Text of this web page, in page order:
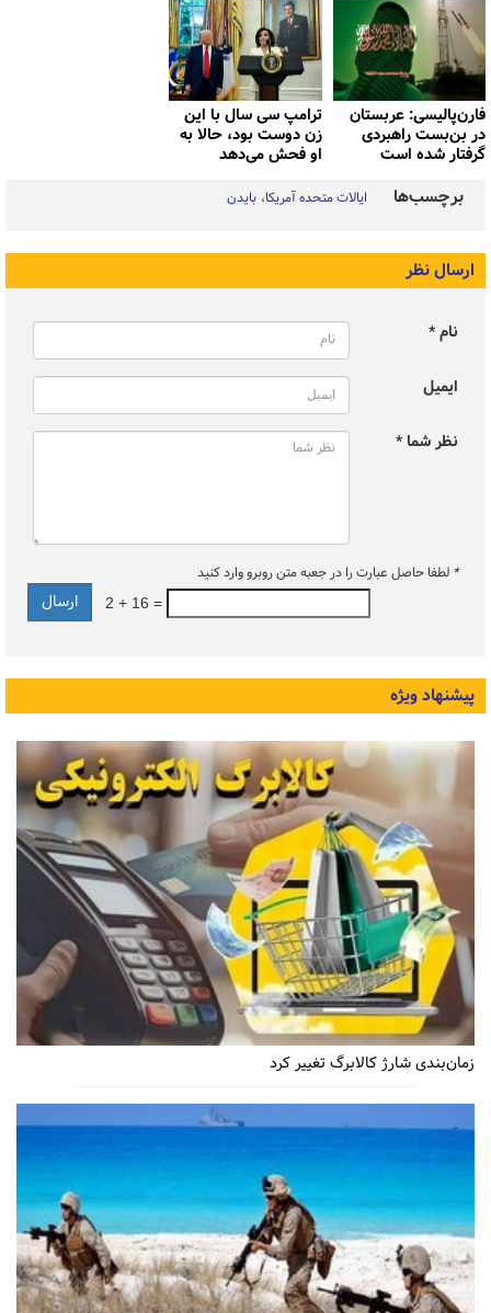
فارن‌پالیسی: عربستان
در بن‌بست راهبردی
گرفتار شده است
ترامپ سی سال با این
زن دوست بود، حالا به
او فحش می‌دهد
برچسب‌ها ایالات متحده آمریکا بایدن
ارسال نظر
نام *
ایمیل
نظر شما *
* لطفا حاصل عبارت را در جعبه متن روبرو وارد کنید
2 + 16 =
پیشنهاد ویژه
زمان‌بندی شارژ کالابرگ تغییر کرد